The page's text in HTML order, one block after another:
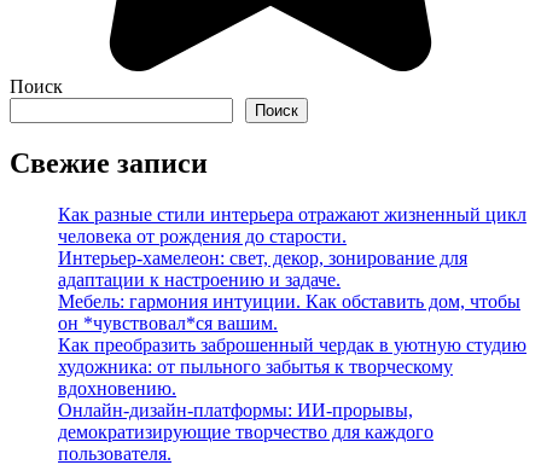
Поиск
Поиск
Свежие записи
Как разные стили интерьера отражают жизненный цикл
человека от рождения до старости.
Интерьер-хамелеон: свет, декор, зонирование для
адаптации к настроению и задаче.
Мебель: гармония интуиции. Как обставить дом, чтобы
он *чувствовал*ся вашим.
Как преобразить заброшенный чердак в уютную студию
художника: от пыльного забытья к творческому
вдохновению.
Онлайн-дизайн-платформы: ИИ-прорывы,
демократизирующие творчество для каждого
пользователя.